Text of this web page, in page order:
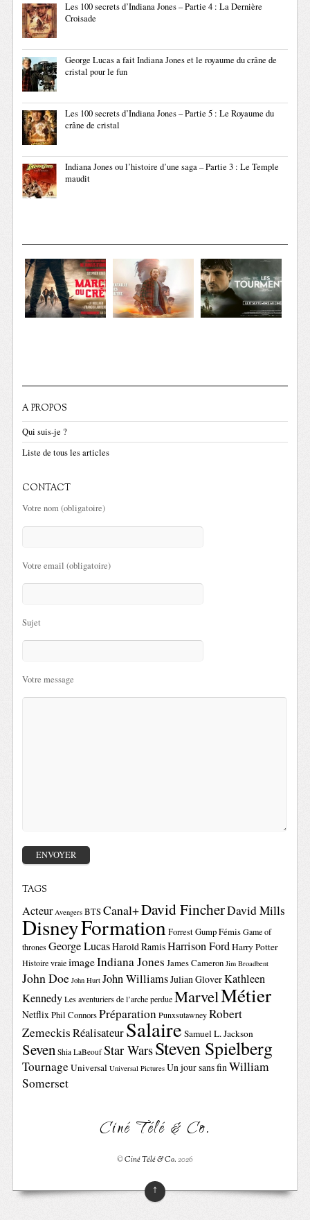
Les 100 secrets d’Indiana Jones – Partie 4 : La Dernière
Croisade
George Lucas a fait Indiana Jones et le royaume du crâne de
cristal pour le fun
Les 100 secrets d’Indiana Jones – Partie 5 : Le Royaume du
crâne de cristal
Indiana Jones ou l’histoire d’une saga – Partie 3 : Le Temple
maudit
A PROPOS
Qui suis-je ?
Liste de tous les articles
CONTACT
Votre nom (obligatoire)
Votre email (obligatoire)
Sujet
Votre message
TAGS
Acteur Avengers BTSCanal+David FincherDavid Mills
DisneyFormationForrest GumpFémis Game of
thrones George LucasHarold RamisHarrison FordHarry Potter
Histoire vraie imageIndiana Jones James Cameron Jim Broadbent
John Doe John Hurt John WilliamsJulian GloverKathleen
Kennedy Les aventuriers de l’arche perdue MarvelMétier
NetflixPhil ConnorsPréparation Punxsutawney Robert
ZemeckisRéalisateurSalaire Samuel L. Jackson
Seven Shia LaBeouf Star WarsSteven Spielberg
TournageUniversal Universal Pictures Un jour sans finWilliam
Somerset
Ciné Télé & Co.
©Ciné Télé & Co.2026
↑